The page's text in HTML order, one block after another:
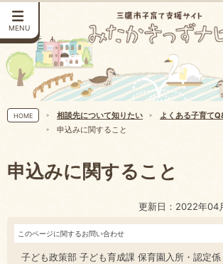
MENU
HOME 相談先について知りたい
よくある子育て
申込みに関すること
申込みに関すること
更新日：2022年04
このページに関するお問い合わせ
子ども政策部 子ども育成課 保育園入所・認定係